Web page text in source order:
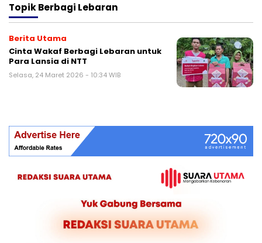
TopikBerbagi Lebaran
Berita Utama
Cinta Wakaf Berbagi Lebaran untuk
Para Lansia di NTT
Selasa, 24 Maret 2026 - 10:34 WIB